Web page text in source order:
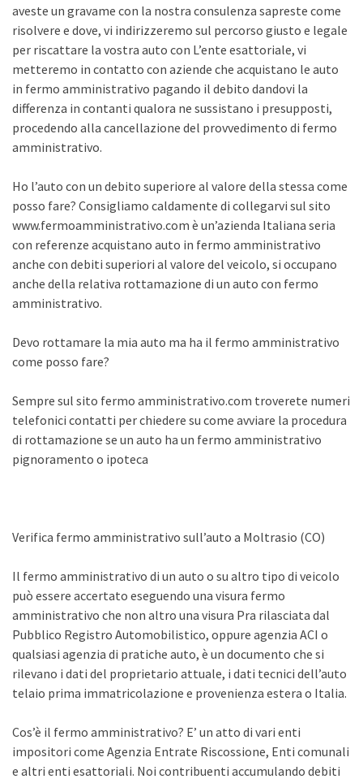
aveste un gravame con la nostra consulenza sapreste come
risolvere e dove, vi indirizzeremo sul percorso giusto e legale
per riscattare la vostra auto con L’ente esattoriale, vi
metteremo in contatto con aziende che acquistano le auto
in fermo amministrativo pagando il debito dandovi la
differenza in contanti qualora ne sussistano i presupposti,
procedendo alla cancellazione del provvedimento di fermo
amministrativo.
Ho l’auto con un debito superiore al valore della stessa come
posso fare? Consigliamo caldamente di collegarvi sul sito
www.fermoamministrativo.com è un’azienda Italiana seria
con referenze acquistano auto in fermo amministrativo
anche con debiti superiori al valore del veicolo, si occupano
anche della relativa rottamazione di un auto con fermo
amministrativo.
Devo rottamare la mia auto ma ha il fermo amministrativo
come posso fare?
Sempre sul sito fermo amministrativo.com troverete numeri
telefonici contatti per chiedere su come avviare la procedura
di rottamazione se un auto ha un fermo amministrativo
pignoramento o ipoteca
Verifica fermo amministrativo sull’auto a Moltrasio (CO)
Il fermo amministrativo di un auto o su altro tipo di veicolo
può essere accertato eseguendo una visura fermo
amministrativo che non altro una visura Pra rilasciata dal
Pubblico Registro Automobilistico, oppure agenzia ACI o
qualsiasi agenzia di pratiche auto, è un documento che si
rilevano i dati del proprietario attuale, i dati tecnici dell’auto
telaio prima immatricolazione e provenienza estera o Italia.
Cos’è il fermo amministrativo? E’ un atto di vari enti
impositori come Agenzia Entrate Riscossione, Enti comunali
e altri enti esattoriali. Noi contribuenti accumulando debiti